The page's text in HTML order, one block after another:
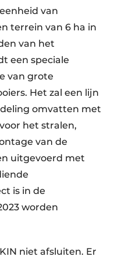
van
terrein van 6 ha in
van het
een speciale
van grote
Het zal een lijn
omvatten met
het stralen,
van de
uitgevoerd met
is in de
worden
niet afsluiten. Er